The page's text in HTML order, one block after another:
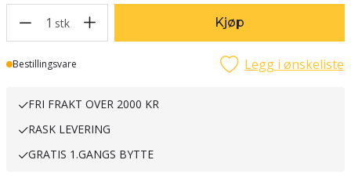
1 stk Kjøp
Lager
Bestillingsvare Legg i ønskeliste
FRI FRAKT OVER 2000 KR
RASK LEVERING
GRATIS 1.GANGS BYTTE